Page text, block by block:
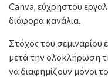
Canva, εύχρηστου
διάφορα κανάλια.
Στόχος του σεμιναρίου
μετά την ολοκλήρωση
να διαφημίζουν μόνοι